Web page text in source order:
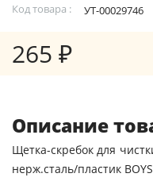
Код товара :
УТ-00029746
265 ₽
Описание
Щетка-скребок для
нерж.сталь/пластик